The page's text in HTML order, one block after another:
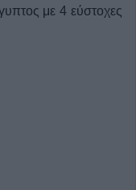
με 4 εύστοχες